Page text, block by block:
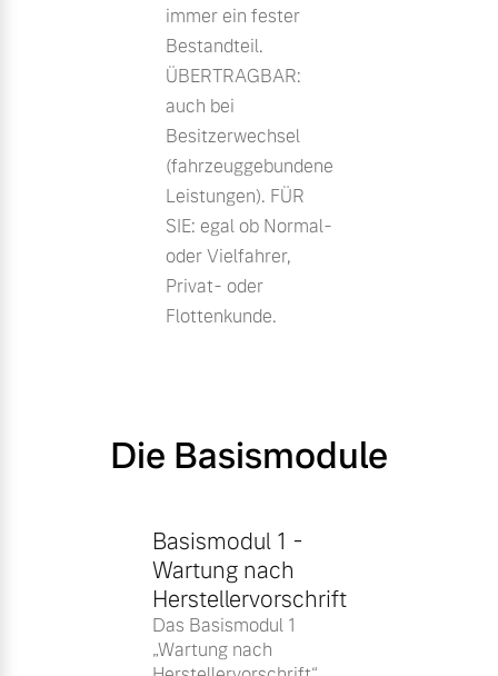
immer ein fester
Bestandteil.
ÜBERTRAGBAR:
auch bei
Besitzerwechsel
(fahrzeuggebundene
Leistungen). FÜR
SIE: egal ob Normal-
oder Vielfahrer,
Privat- oder
Flottenkunde.
Die Basismodule
Basismodul 1 -
Wartung nach
Herstellervorschrift
Das Basismodul 1
„Wartung nach